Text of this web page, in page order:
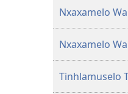
Nxaxamelo
Nxaxamelo
Tinhlamuselo